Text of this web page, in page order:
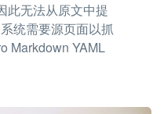
此无法从原文中提
统需要源页面以抓
Markdown YAML